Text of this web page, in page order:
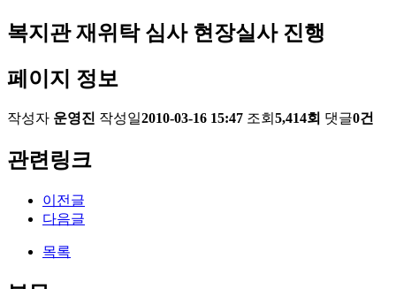
복지관 재위탁 심사 현장실사 진행
페이지 정보
작성자 운영진 작성일2010-03-16 15:47 조회 5,414회 댓글0건
관련링크
이전글
다음글
목록